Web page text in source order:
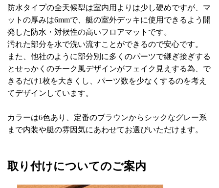
防水タイプの全天候型は室内用よりは少し硬めですが、マ
ットの厚みは6mmで、艇の室外デッキに使用できるよう開
発した防水・対候性の高いフロアマットです。
汚れた部分を水で洗い流すことができるので安心です。
また、他社のように部分別に多くのパーツで継ぎ接ぎする
とせっかくのチーク風デザインがフェイク見えする為、で
きるだけ1枚を大きくし、パーツ数を少なくするのを考え
てデザインしています。
カラーは6色あり、定番のブラウンからシックなグレー系
まで内装や艇の雰因気にあわせてお選びいただけます。
取り付けについてのご案内